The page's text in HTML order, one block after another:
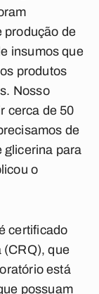
produção de
insumos que
produtos
Nosso
cerca de 50
de
glicerina para
o
certificado
(CRQ), que
está
possuam